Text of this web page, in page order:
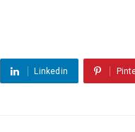
Linkedin